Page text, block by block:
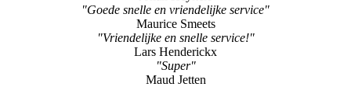
"Goede snelle en vriendelijke service"
Maurice Smeets
"Vriendelijke en snelle service!"
Lars Henderickx
"Super"
Maud Jetten